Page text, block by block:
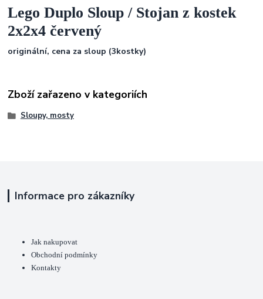
Lego Duplo Sloup / Stojan z kostek
2x2x4 červený
originální, cena za sloup (3kostky)
Zboží zařazeno v kategoriích
Sloupy, mosty
Informace pro zákazníky
Jak nakupovat
Obchodní podmínky
Kontakty